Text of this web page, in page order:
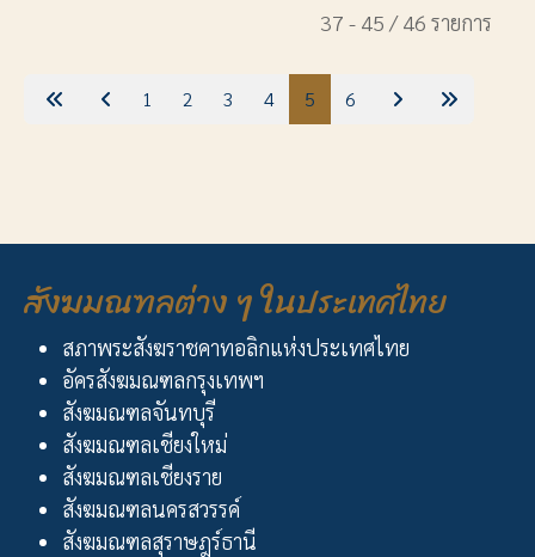
37 - 45 / 46 รายการ
1 2 3 4 5 6
สังฆมณฑลต่าง ๆ ในประเทศไทย
สภาพระสังฆราชคาทอลิกแห่งประเทศไทย
อัครสังฆมณฑลกรุงเทพฯ
สังฆมณฑลจันทบุรี
สังฆมณฑลเชียงใหม่
สังฆมณฑลเชียงราย
สังฆมณฑลนครสวรรค์
สังฆมณฑลสุราษฎร์ธานี